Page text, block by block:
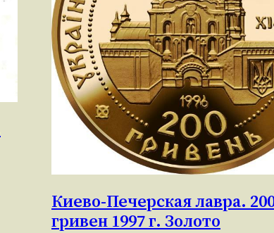
Киево-Печерская лавра.
гривен 1997 г. Золото